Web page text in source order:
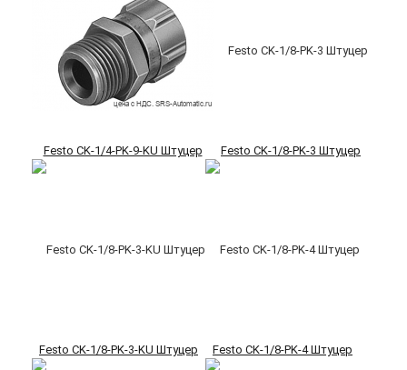
Festo CK-1/4-PK-9-KU Штуцер Festo CK-1/8-PK-3 Штуцер
Festo CK-1/8-PK-3-KU Штуцер Festo CK-1/8-PK-4 Штуцер